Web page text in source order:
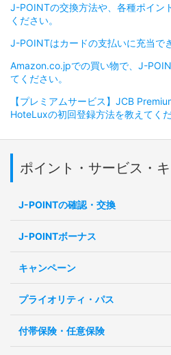
J-POINTの交換方法や、各種ポイン
ください。
J-POINTはカードの支払いに充当で
Amazon.co.jpでの買い物で、J-
てください。
【プレミアムサービス】JCB
HoteLuxの初回登録方法を教えてくだ
ポイント・サービス・
J-POINTの確認・交換
J-POINTボーナス
キャンペーン
プライオリティ・パス
付帯保険・任意保険